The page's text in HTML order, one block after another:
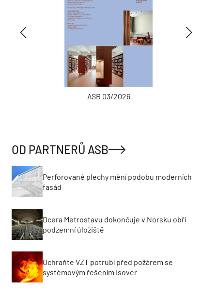
ASB 03/2026
OD PARTNERŮ ASB
Perforované plechy mění podobu moderních
fasád
Dcera Metrostavu dokončuje v Norsku obří
podzemní úložiště
Ochraňte VZT potrubí před požárem se
systémovým řešením Isover